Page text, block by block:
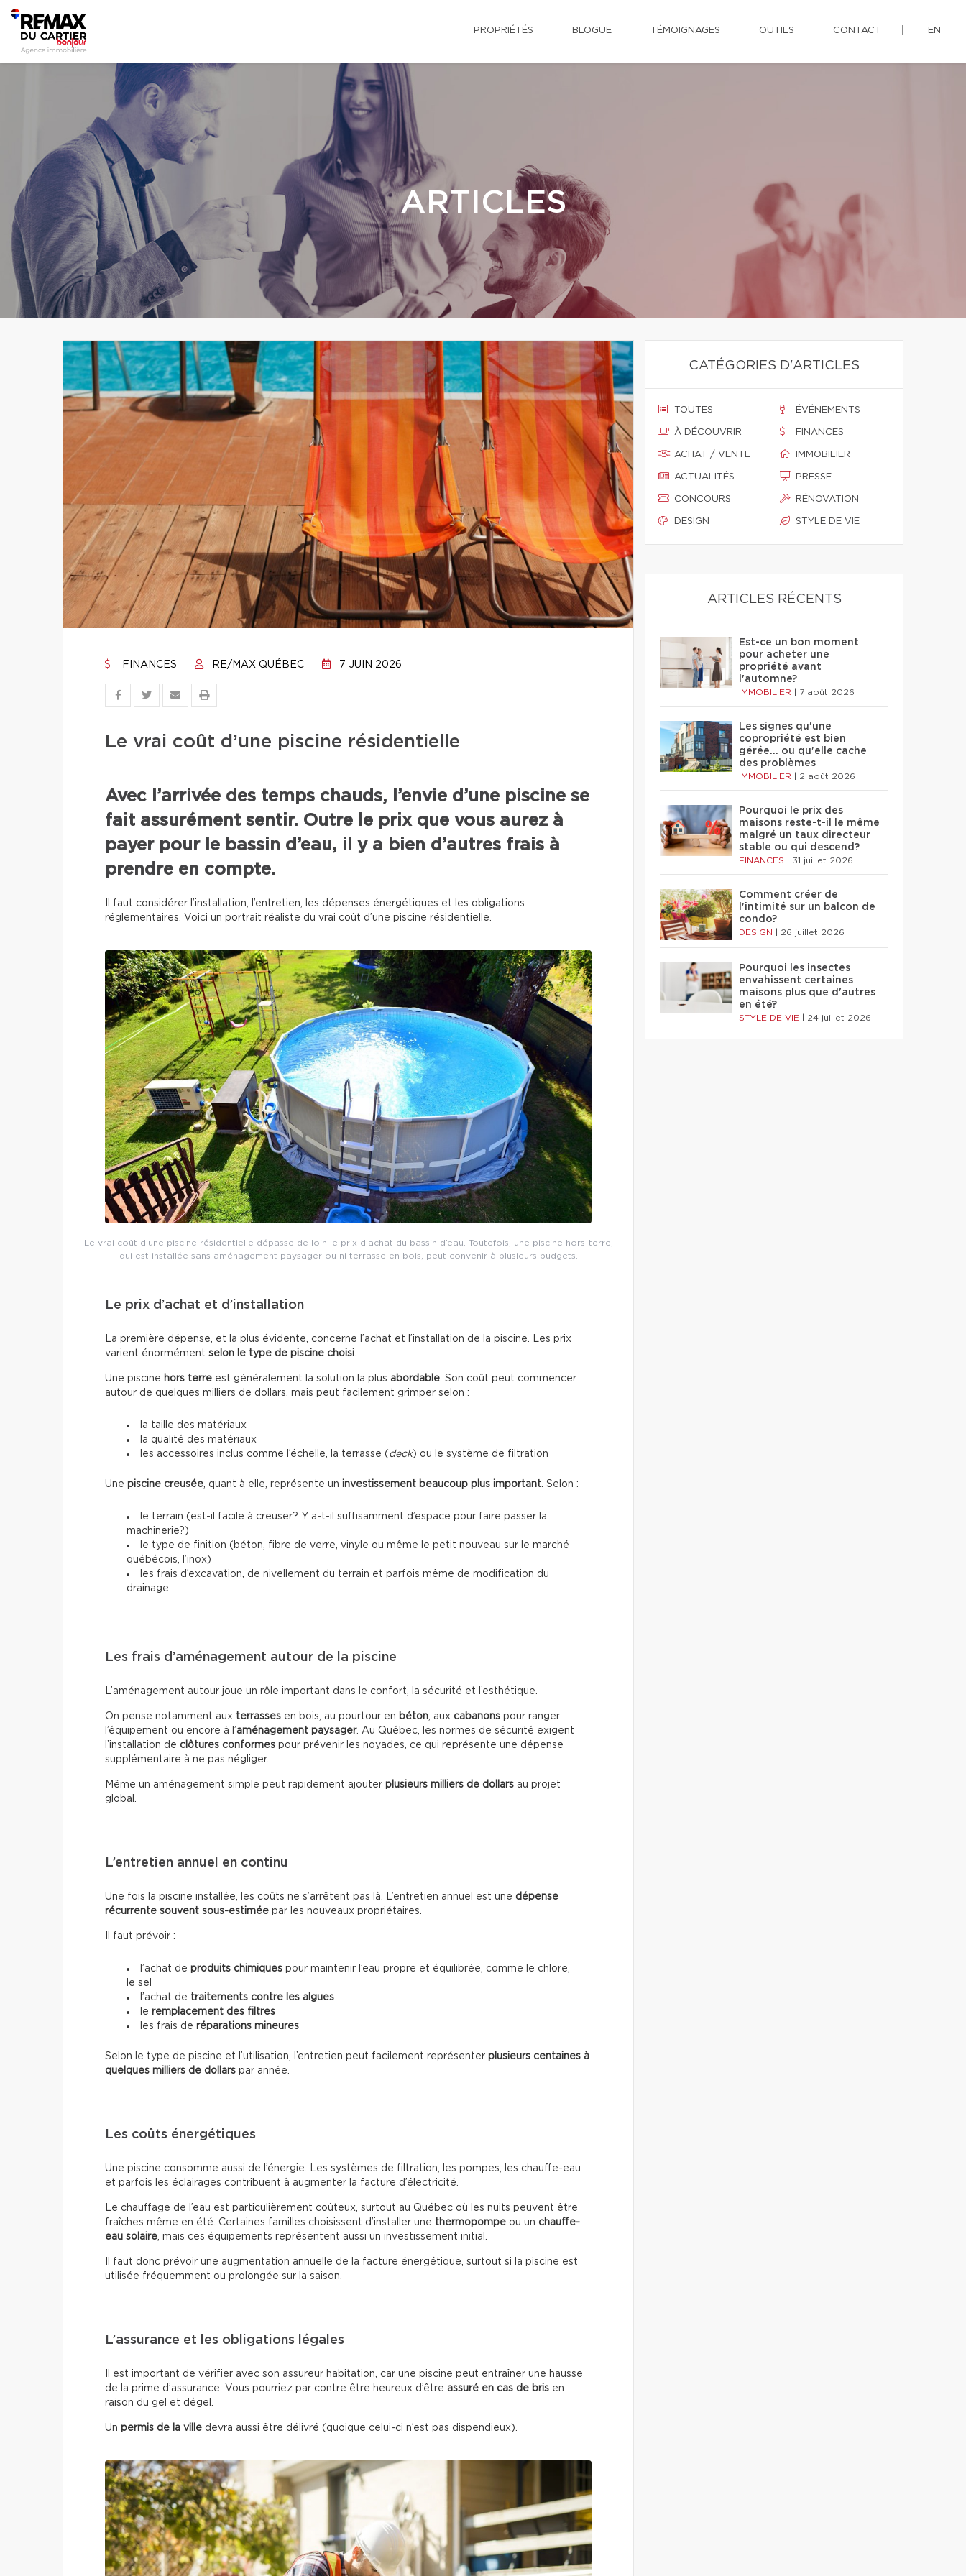
PROPRIÉTÉS BLOGUE TÉMOIGNAGES OUTILS CONTACT EN
ARTICLES
FINANCES RE/MAX QUÉBEC 7 JUIN 2026
Le vrai coût d’une piscine résidentielle
Avec l’arrivée des temps chauds, l’envie d’une piscine se
fait assurément sentir. Outre le prix que vous aurez à
payer pour le bassin d’eau, il y a bien d’autres frais à
prendre en compte.
Il faut considérer l’installation, l’entretien, les dépenses énergétiques et les obligations
réglementaires. Voici un portrait réaliste du vrai coût d’une piscine résidentielle.
Le vrai coût d’une piscine résidentielle dépasse de loin le prix d’achat du bassin d’eau. Toutefois, une piscine hors-terre,
qui est installée sans aménagement paysager ou ni terrasse en bois, peut convenir à plusieurs budgets.
Le prix d’achat et d’installation
La première dépense, et la plus évidente, concerne l’achat et l’installation de la piscine. Les prix
varient énormément selon le type de piscine choisi.
Une piscine hors terre est généralement la solution la plus abordable. Son coût peut commencer
autour de quelques milliers de dollars, mais peut facilement grimper selon :
la taille des matériaux
la qualité des matériaux
les accessoires inclus comme l’échelle, la terrasse ( deck) ou le système de filtration
Une piscine creusée, quant à elle, représente un investissement beaucoup plus important. Selon :
le terrain (est-il facile à creuser? Y a-t-il suffisamment d’espace pour faire passer la
machinerie?)
le type de finition (béton, fibre de verre, vinyle ou même le petit nouveau sur le marché
québécois, l’inox)
les frais d’excavation, de nivellement du terrain et parfois même de modification du
drainage
Les frais d’aménagement autour de la piscine
L’aménagement autour joue un rôle important dans le confort, la sécurité et l’esthétique.
On pense notamment aux terrasses en bois, au pourtour en béton, aux cabanons pour ranger
l’équipement ou encore à l’aménagement paysager. Au Québec, les normes de sécurité exigent
l’installation de clôtures conformes pour prévenir les noyades, ce qui représente une dépense
supplémentaire à ne pas négliger.
Même un aménagement simple peut rapidement ajouter plusieurs milliers de dollars au projet
global.
L’entretien annuel en continu
Une fois la piscine installée, les coûts ne s’arrêtent pas là. L’entretien annuel est une dépense
récurrente souvent sous-estimée par les nouveaux propriétaires.
Il faut prévoir :
l’achat de produits chimiques pour maintenir l’eau propre et équilibrée, comme le chlore,
le sel
l’achat de traitements contre les algues
le remplacement des filtres
les frais de réparations mineures
Selon le type de piscine et l’utilisation, l’entretien peut facilement représenter plusieurs centaines à
quelques milliers de dollars par année.
Les coûts énergétiques
Une piscine consomme aussi de l’énergie. Les systèmes de filtration, les pompes, les chauffe-eau
et parfois les éclairages contribuent à augmenter la facture d’électricité.
Le chauffage de l’eau est particulièrement coûteux, surtout au Québec où les nuits peuvent être
fraîches même en été. Certaines familles choisissent d’installer une thermopompe ou un chauffe-
eau solaire, mais ces équipements représentent aussi un investissement initial.
Il faut donc prévoir une augmentation annuelle de la facture énergétique, surtout si la piscine est
utilisée fréquemment ou prolongée sur la saison.
L’assurance et les obligations légales
Il est important de vérifier avec son assureur habitation, car une piscine peut entraîner une hausse
de la prime d’assurance. Vous pourriez par contre être heureux d’être assuré en cas de bris en
raison du gel et dégel.
Un permis de la ville devra aussi être délivré (quoique celui-ci n’est pas dispendieux).
CATÉGORIES D'ARTICLES
TOUTES
À DÉCOUVRIR
ACHAT / VENTE
ACTUALITÉS
CONCOURS
DESIGN
ÉVÉNEMENTS
FINANCES
IMMOBILIER
PRESSE
RÉNOVATION
STYLE DE VIE
ARTICLES RÉCENTS
Est-ce un bon moment
pour acheter une
propriété avant
l'automne?
IMMOBILIER 7 août 2026
Les signes qu'une
copropriété est bien
gérée… ou qu'elle cache
des problèmes
IMMOBILIER 2 août 2026
Pourquoi le prix des
maisons reste-t-il le même
malgré un taux directeur
stable ou qui descend?
FINANCES 31 juillet 2026
Comment créer de
l'intimité sur un balcon de
condo?
DESIGN 26 juillet 2026
Pourquoi les insectes
envahissent certaines
maisons plus que d'autres
en été?
STYLE DE VIE 24 juillet 2026